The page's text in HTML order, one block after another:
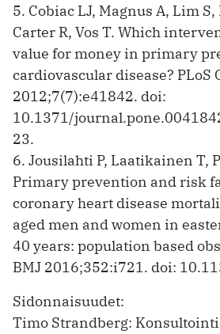
5. Cobiac LJ, Magnus A, Lim
Carter R, Vos T. Which
value for money in primary
cardiovascular disease? PLoS
2012;7(7):e41842. doi:
10.1371/
23.
6. Jousilahti P, Laatikainen T,
Primary prevention and risk
coronary heart disease
aged men and women in
40 years: population based
BMJ 2016;352:i721. doi:
Sidonnaisuudet:
Timo Strandberg: Konsultointi